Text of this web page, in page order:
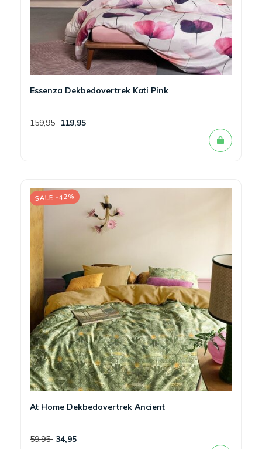
Essenza Dekbedovertrek Kati Pink
159,95 119,95
SALE -42%
At Home Dekbedovertrek Ancient
59,95 34,95